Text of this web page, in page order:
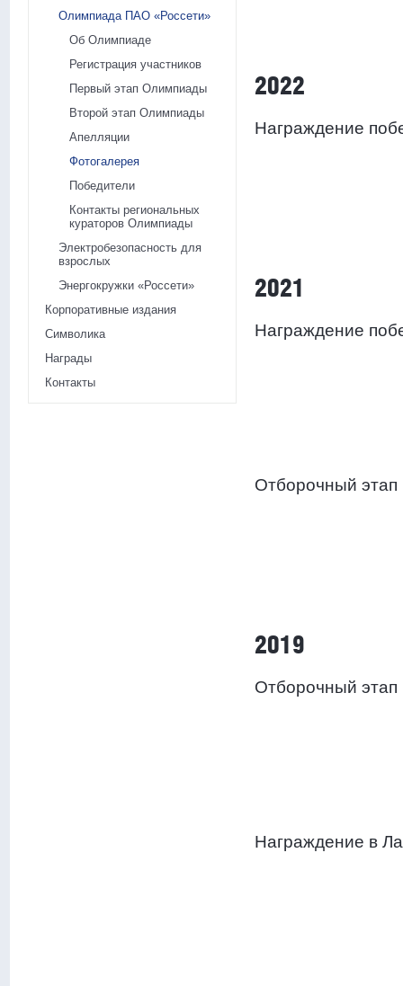
Олимпиада ПАО «Россети»
Об Олимпиаде
Регистрация участников
Первый этап Олимпиады
Второй этап Олимпиады
Апелляции
Фотогалерея
Победители
Контакты региональных
кураторов Олимпиады
Электробезопасность для
взрослых
Энергокружки «Россети»
Корпоративные издания
Символика
Награды
Контакты
2022
Награждение
2021
Награждение
Отборочный этап
2019
Отборочный этап
Награждение в